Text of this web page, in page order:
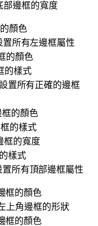
部邊框的寬度
顏色
置所有左邊框屬性
的顏色
的樣式
置所有正確的邊框
框的顏色
的樣式
框的寬度
樣式
置所有頂部邊框屬性
框的顏色
上角邊框的形狀
框的顏色